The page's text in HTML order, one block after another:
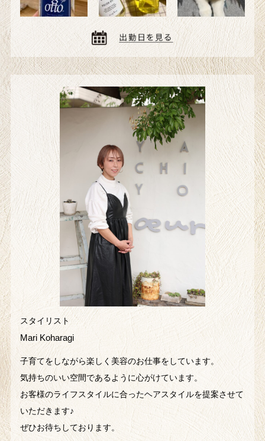
スタイリスト
Mari Koharagi
子育てをしながら楽しく美容のお仕事をしています。
気持ちのいい空間であるように心がけています。
お客様のライフスタイルに合ったヘアスタイルを提案させて
いただきます♪
ぜひお待ちしております。